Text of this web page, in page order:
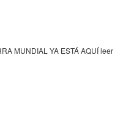
MUNDIAL YA ESTÁ AQUÍ leer